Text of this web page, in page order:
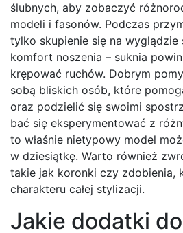
ślubnych, aby zobaczyć
modeli i fasonów. Podczas
tylko skupienie się na wyglądzie
komfort noszenia – suknia
krępować ruchów. Dobrym
sobą bliskich osób, które
oraz podzielić się swoimi
bać się eksperymentować z
to właśnie nietypowy model
w dziesiątkę. Warto również
takie jak koronki czy zdobienia,
charakteru całej stylizacji.
Jakie dodatki